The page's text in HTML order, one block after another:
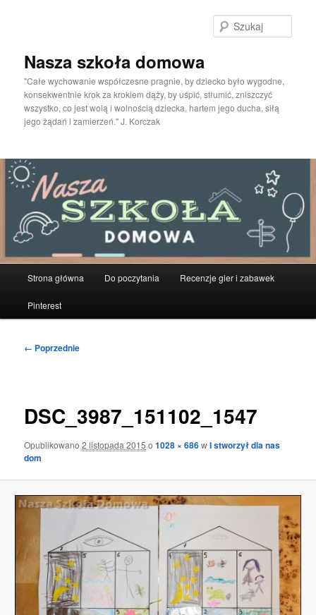
Nasza szkoła domowa
"Całe wychowanie współczesne pragnie, by dziecko było wygodne,
konsekwentnie krok za krokiem dąży, by uśpić, stłumić, zniszczyć
wszystko, co jest wolą i wolnością dziecka, hartem jego ducha, siłą
jego żądań i zamierzeń." J. Korczak
Strona główna Do poczytania Recenzje gier i zabawek
Pinterest
Nawigacja
← Poprzednie
DSC_3987_151102_1547
Opublikowano2 listopada 2015 o1028 × 686wI stworzył dla nas
dom